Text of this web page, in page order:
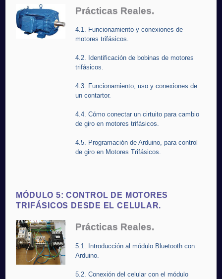
Prácticas Reales.
4.1. Funcionamiento y conexiones de
motores trifásicos.
4.2. Identificación de bobinas de motores
trifásicos.
4.3. Funcionamiento, uso y conexiones de
un contartor.
4.4. Cómo conectar un cirtuito para cambio
de giro en motores trifásicos.
4.5. Programación de Arduino, para control
de giro en Motores Trifásicos.
MÓDULO 5: CONTROL DE MOTORES
TRIFÁSICOS DESDE EL CELULAR.
Prácticas Reales.
5.1. Introducción al módulo Bluetooth con
Arduino.
5.2. Conexión del celular con el módulo